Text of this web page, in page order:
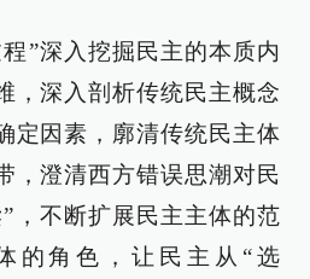
”深入挖掘民主的本质内
，深入剖析传统民主概念
定因素，廓清传统民主体
，澄清西方错误思潮对民
，不断扩展民主主体的范
的角色，让民主从“选